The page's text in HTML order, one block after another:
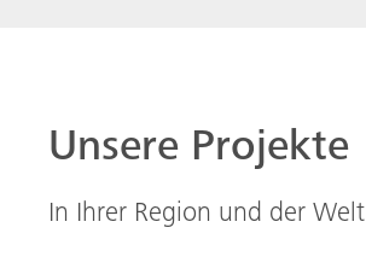
Unsere Projekte
In Ihrer Region und der Welt